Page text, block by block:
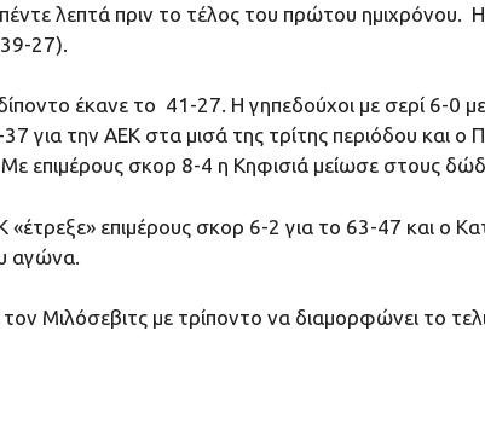
λεπτά πριν το τέλος του πρώτου ημιχρόνου.
27).
έκανε το 41-27. Η γηπεδούχοι με σερί 6-
την ΑΕΚ στα μισά της τρίτης περιόδου και
επιμέρους σκορ 8-4 η Κηφισιά μείωσε στους
επιμέρους σκορ 6-2 για το 63-47 και ο
αγώνα.
Μιλόσεβιτς με τρίποντο να διαμορφώνει το